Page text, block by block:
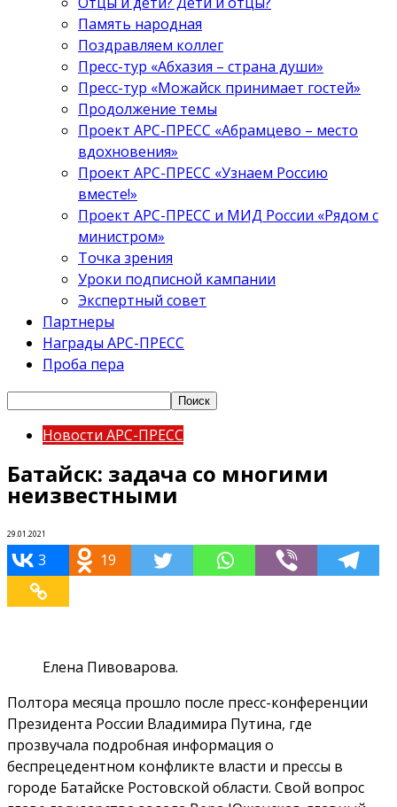
Память народная
Поздравляем коллег
Пресс-тур «Абхазия – страна души»
Пресс-тур «Можайск принимает гостей»
Продолжение темы
Проект АРС-ПРЕСС «Абрамцево – место
вдохновения»
Проект АРС-ПРЕСС «Узнаем Россию
вместе!»
Проект АРС-ПРЕСС и МИД России «Рядом с
министром»
Точка зрения
Уроки подписной кампании
Экспертный совет
Партнеры
Награды АРС-ПРЕСС
Проба пера
Новости АРС-ПРЕСС
Батайск: задача со многими
неизвестными
29.01.2021
3 19
Елена Пивоварова.
Полтора месяца прошло после пресс-конференции
Президента России Владимира Путина, где
прозвучала подробная информация о
беспрецедентном конфликте власти и прессы в
городе Батайске Ростовской области. Свой вопрос